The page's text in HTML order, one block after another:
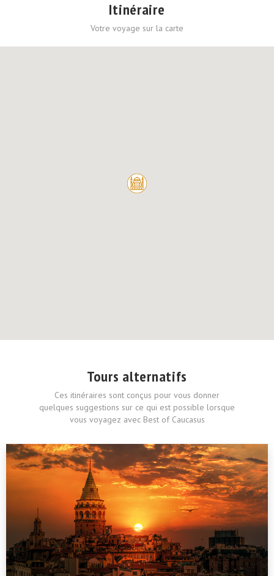
Itinéraire
Votre voyage sur la carte
Tours alternatifs
Ces itinéraires sont conçus pour vous donner
quelques suggestions sur ce qui est possible lorsque
vous voyagez avec Best of Caucasus